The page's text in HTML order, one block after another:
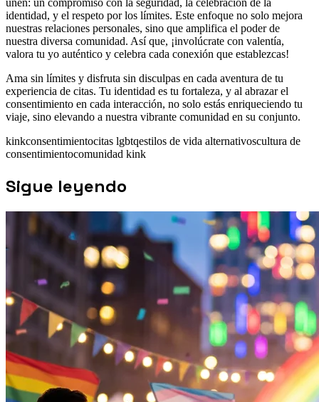
unen: un compromiso con la seguridad, la celebración de la
identidad, y el respeto por los límites. Este enfoque no solo mejora
nuestras relaciones personales, sino que amplifica el poder de
nuestra diversa comunidad. Así que, ¡involúcrate con valentía,
valora tu yo auténtico y celebra cada conexión que establezcas!
Ama sin límites y disfruta sin disculpas en cada aventura de tu
experiencia de citas. Tu identidad es tu fortaleza, y al abrazar el
consentimiento en cada interacción, no solo estás enriqueciendo tu
viaje, sino elevando a nuestra vibrante comunidad en su conjunto.
kinkconsentimientocitas lgbtqestilos de vida alternativoscultura de
consentimientocomunidad kink
Sigue leyendo